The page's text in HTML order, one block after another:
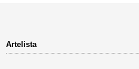
Artelista